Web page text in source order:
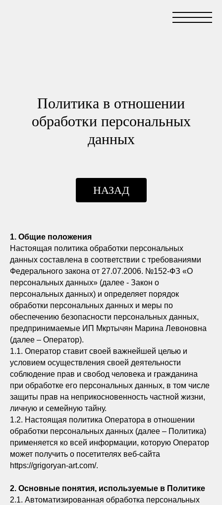
Политика в отношении
обработки персональных
данных
НАЗАД
1. Общие положения
Настоящая политика обработки персональных
данных составлена в соответствии с требованиями
Федерального закона от 27.07.2006. №152-ФЗ «О
персональных данных» (далее - Закон о
персональных данных) и определяет порядок
обработки персональных данных и меры по
обеспечению безопасности персональных данных,
предпринимаемые ИП Мкртычян Марина Левоновна
(далее – Оператор).
1.1. Оператор ставит своей важнейшей целью и
условием осуществления своей деятельности
соблюдение прав и свобод человека и гражданина
при обработке его персональных данных, в том числе
защиты прав на неприкосновенность частной жизни,
личную и семейную тайну.
1.2. Настоящая политика Оператора в отношении
обработки персональных данных (далее – Политика)
применяется ко всей информации, которую Оператор
может получить о посетителях веб-сайта
https://grigoryan-art.com/.
2. Основные понятия, используемые в Политике
2.1. Автоматизированная обработка персональных